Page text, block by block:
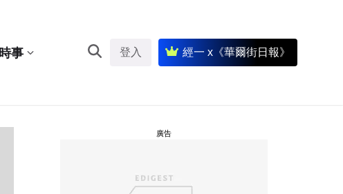
時事 登入 經一 x《華爾街日報》
廣告